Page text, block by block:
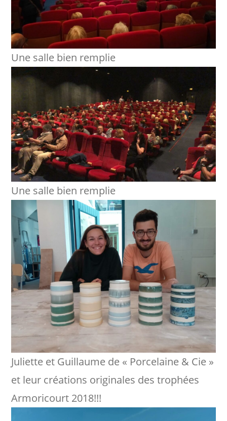
Une salle bien remplie
Une salle bien remplie
Juliette et Guillaume de « Porcelaine & Cie »
et leur créations originales des trophées
Armoricourt 2018!!!